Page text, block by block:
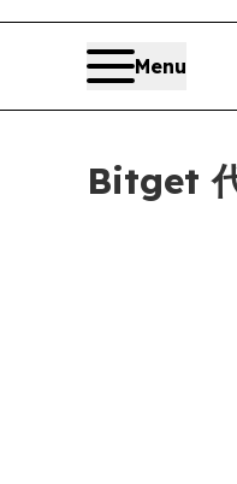
Menu
Bitget